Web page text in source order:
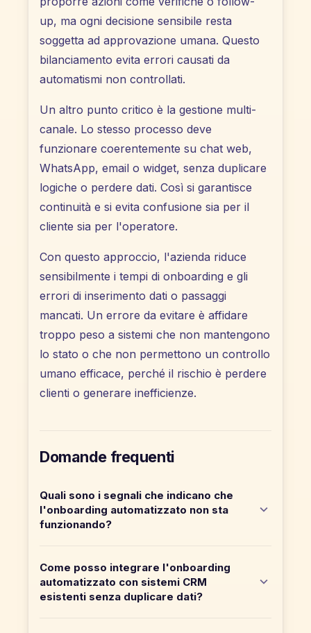
up, ma ogni decisione sensibile resta
soggetta ad approvazione umana. Questo
bilanciamento evita errori causati da
automatismi non controllati.
Un altro punto critico è la gestione multi-
canale. Lo stesso processo deve
funzionare coerentemente su chat web,
WhatsApp, email o widget, senza duplicare
logiche o perdere dati. Così si garantisce
continuità e si evita confusione sia per il
cliente sia per l'operatore.
Con questo approccio, l'azienda riduce
sensibilmente i tempi di onboarding e gli
errori di inserimento dati o passaggi
mancati. Un errore da evitare è affidare
troppo peso a sistemi che non mantengono
lo stato o che non permettono un controllo
umano efficace, perché il rischio è perdere
clienti o generare inefficienze.
Domande frequenti
Quali sono i segnali che indicano che
l'onboarding automatizzato non sta
funzionando?
Come posso integrare l'onboarding
automatizzato con sistemi CRM
esistenti senza duplicare dati?